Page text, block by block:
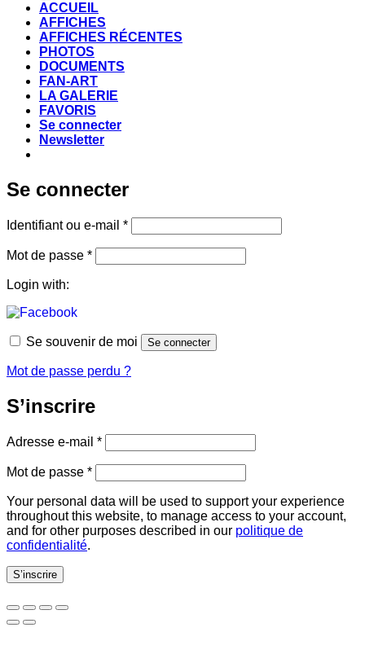
ACCUEIL
AFFICHES
AFFICHES RÉCENTES
PHOTOS
DOCUMENTS
FAN-ART
LA GALERIE
FAVORIS
Se connecter
Newsletter
Se connecter
Identifiant ou e-mail *Obligatoire
Mot de passe *Obligatoire
Login with:
Se souvenir de moi Se connecter
Mot de passe perdu ?
S’inscrire
Adresse e-mail *Obligatoire
Mot de passe *Obligatoire
Your personal data will be used to support your experience
throughout this website, to manage access to your account,
and for other purposes described in our politique de
confidentialité.
S’inscrire